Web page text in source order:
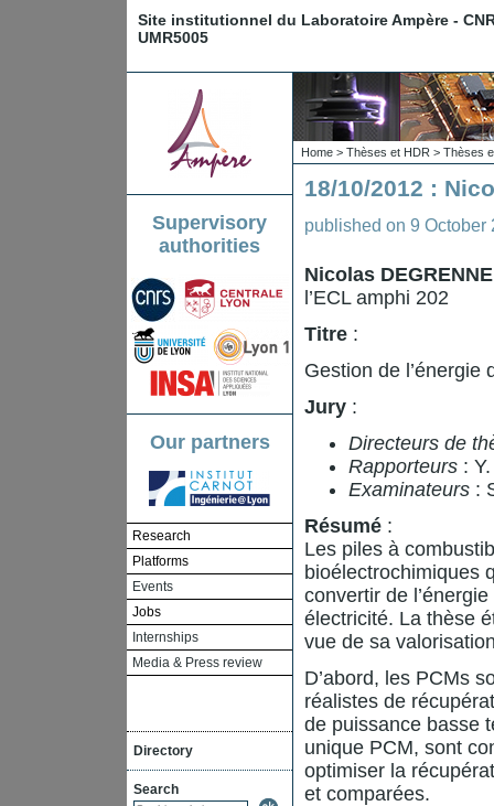
Site institutionnel du Laboratoire Ampère -
UMR5005
Supervisory
authorities
Our partners
Research
Platforms
Events
Jobs
Internships
Media & Press review
Directory
Search
Home > Thèses et HDR > Thèses
18/10/2012 :
published on 9 October
Nicolas DEGRENNE
l’ECL amphi 202
Titre :
Gestion de l’énergie
Jury :
Directeurs de
Rapporteurs :
Examinateurs :
Résumé :
Les piles à
bioélectrochimiques
convertir de
électricité. La thèse
vue de sa
D’abord, les PCMs
réalistes de
de puissance basse
unique PCM, sont
optimiser la
et comparées.